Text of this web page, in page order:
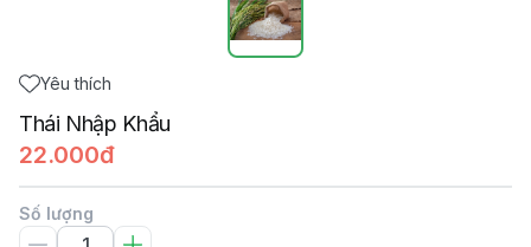
Yêu thích
Thái Nhập Khẩu
22.000đ
Số lượng